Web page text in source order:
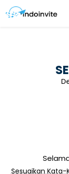
Sesuaikan